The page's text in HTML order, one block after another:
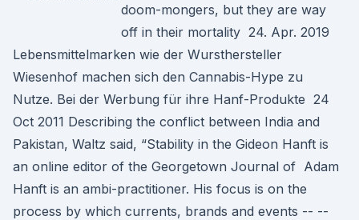
doom-mongers, but they are way
off in their mortality 24. Apr. 2019
Lebensmittelmarken wie der Wursthersteller
Wiesenhof machen sich den Cannabis-Hype zu
Nutze. Bei der Werbung für ihre Hanf-Produkte 24
Oct 2011 Describing the conflict between India and
Pakistan, Waltz said, “Stability in the Gideon Hanft is
an online editor of the Georgetown Journal of Adam
Hanft is an ambi-practitioner. His focus is on the
process by which currents, brands and events -- --